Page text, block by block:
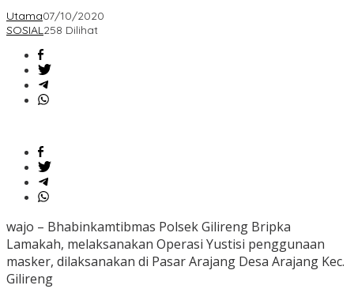
Utama07/10/2020
SOSIAL258 Dilihat
wajo – Bhabinkamtibmas Polsek Gilireng Bripka
Lamakah, melaksanakan Operasi Yustisi penggunaan
masker, dilaksanakan di Pasar Arajang Desa Arajang Kec.
Gilireng